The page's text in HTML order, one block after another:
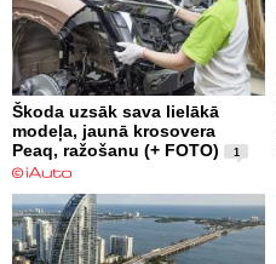
Škoda uzsāk sava lielākā
modeļa, jaunā krosovera
Peaq, ražošanu (+ FOTO)
1